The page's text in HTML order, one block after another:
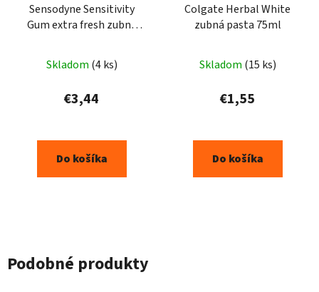
Sensodyne Sensitivity
Gum extra fresh zubná
Skladom (4 ks)
€3,44
Do košíka
Colgate Herbal White
zubná pasta 75ml
Skladom (15 ks)
€1,55
Do košíka
Podobné produkty